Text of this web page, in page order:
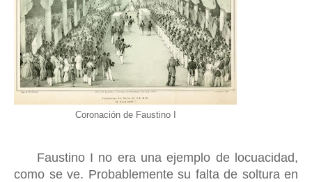
Coronación de Faustino I
Faustino I no era una ejemplo de locuacidad,
como se ve. Probablemente su falta de soltura en